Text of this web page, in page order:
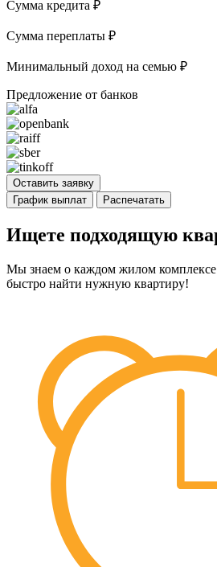
Сумма кредита ₽
Сумма переплаты ₽
Минимальный доход на семью ₽
Предложение от банков
Оставить заявку
График выплат
Распечатать
Ищете подходящую
Мы знаем о каждом жилом
быстро найти нужную квартиру!